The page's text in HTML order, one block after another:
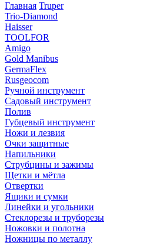
Главная Truper
Trio-Diamond
Haisser
TOOLFOR
Amigo
Gold Manibus
GermaFlex
Rusgeocom
Ручной инструмент
Садовый инструмент
Полив
Губцевый инструмент
Ножи и лезвия
Очки защитные
Напильники
Струбцины и зажимы
Щетки и мётла
Отвертки
Ящики и сумки
Линейки и угольники
Стеклорезы и труборезы
Ножовки и полотна
Ножницы по металлу